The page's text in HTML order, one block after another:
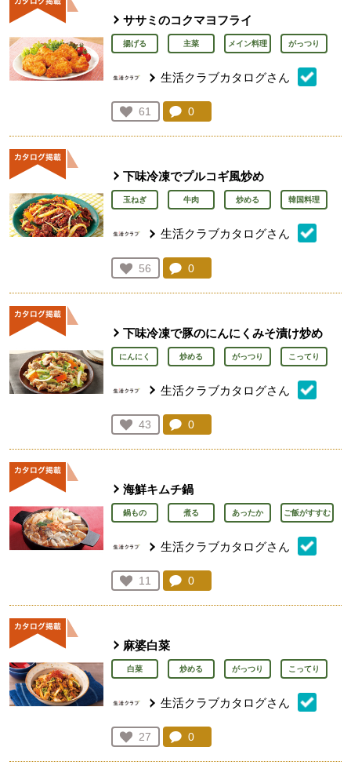
ササミのコクマヨフライ
揚げる 主菜 メイン料理 がっつり
生活クラブカタログさん
お気に入り登録：
61
人が登録
コメント：
0
下味冷凍でプルコギ風炒め
玉ねぎ 牛肉 炒める 韓国料理
生活クラブカタログさん
お気に入り登録：
56
人が登録
コメント：
0
下味冷凍で豚のにんにくみそ漬け炒め
にんにく 炒める がっつり こってり
生活クラブカタログさん
お気に入り登録：
43
人が登録
コメント：
0
海鮮キムチ鍋
鍋もの 煮る あったか ご飯がすすむ
生活クラブカタログさん
お気に入り登録：
11
人が登録
コメント：
0
麻婆白菜
白菜 炒める がっつり こってり
生活クラブカタログさん
お気に入り登録：
27
人が登録
コメント：
0